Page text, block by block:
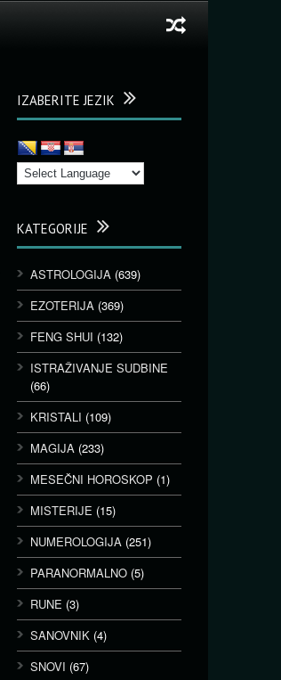
IZABERITE JEZIK
KATEGORIJE
ASTROLOGIJA (639)
EZOTERIJA (369)
FENG SHUI (132)
ISTRAŽIVANJE SUDBINE
(66)
KRISTALI (109)
MAGIJA (233)
MESEČNI HOROSKOP (1)
MISTERIJE (15)
NUMEROLOGIJA (251)
PARANORMALNO (5)
RUNE (3)
SANOVNIK (4)
SNOVI (67)